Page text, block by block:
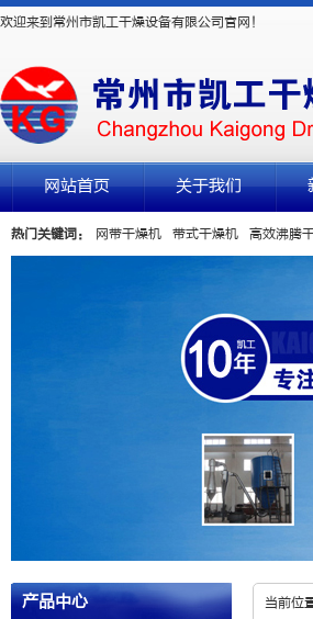
欢迎来到常州市凯工干燥设备有限公司官网！
网站首页 关于我们
热门关键词： 网带干燥机 带式干燥机 高效沸腾
产品中心 当前位